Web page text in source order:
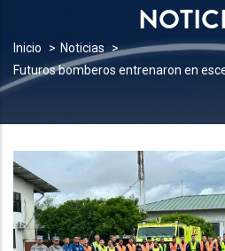
SOBRESCRIBIR
ENLACES
A
LA
NAVEGACIÓN
Inicio
Noticias
Futuros bomberos entrenaron en